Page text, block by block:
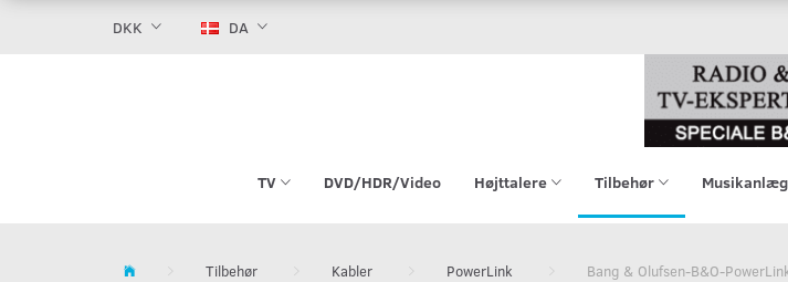
DKK DA
TV DVD/HDR/Video Højttalere Tilbehør Musikanlæg
Tilbehør Kabler PowerLink Bang & Olufsen-B&O-